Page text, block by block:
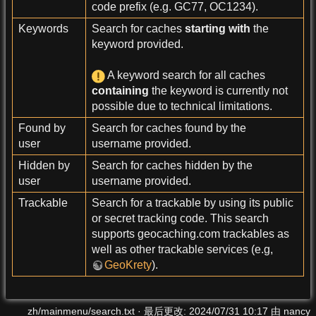
code prefix (e.g. GC77, OC1234).
Keywords
Search for caches starting with the
keyword provided.
A keyword search for all caches
containing the keyword is currently not
possible due to technical limitations.
Found by
user
Search for caches found by the
username provided.
Hidden by
user
Search for caches hidden by the
username provided.
Trackable
Search for a trackable by using its public
or secret tracking code. This search
supports geocaching.com trackables as
well as other trackable services (e.g,
GeoKrety).
zh/mainmenu/search.txt · 最后更改: 2024/07/31 10:17 由 nancy